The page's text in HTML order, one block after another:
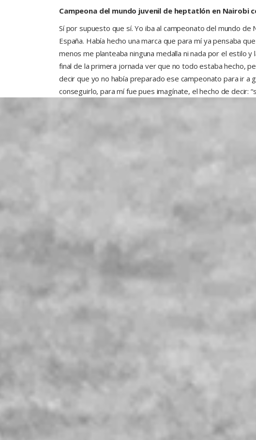
Campeona del mundo juvenil de heptatlón en Nairobi
Sí por supuesto que sí. Yo iba al campeonato del mundo
España. Había hecho una marca que para mí ya pensaba
menos me planteaba ninguna medalla ni nada por el estilo
final de la primera jornada ver que no todo estaba hecho,
decir que yo no había preparado ese campeonato para ir a
conseguirlo, para mí fue pues imagínate, el hecho de decir: